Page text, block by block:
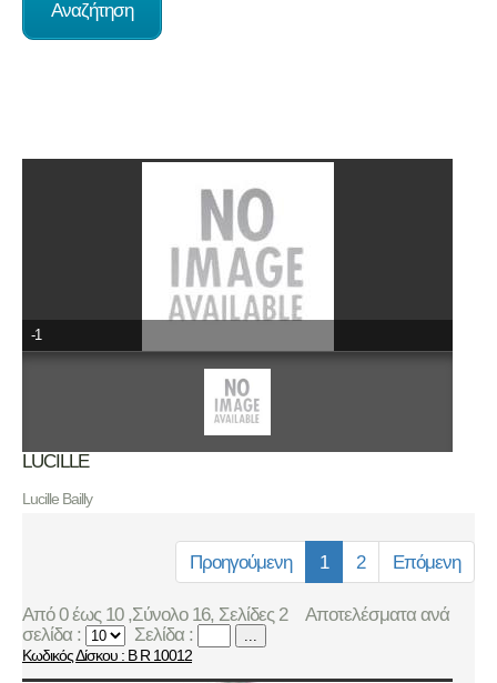
-1
LUCILLE
Lucille Bailly
Προηγούμενη 1 2 Επόμενη
Από 0 έως 10 ,Σύνολο 16, Σελίδες 2
Αποτελέσματα ανά
σελίδα :
Σελίδα :
Κωδικός Δίσκου : B R 10012